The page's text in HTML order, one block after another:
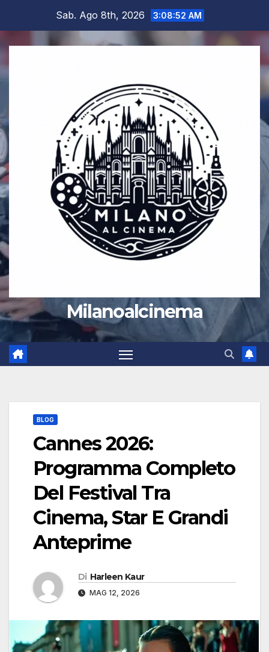
contenuto
Sab. Ago 8th, 2026 3:08:53 AM
Milanoalcinema
BLOG
Cannes 2026:
Programma Completo
Del Festival Tra
Cinema, Star E Grandi
Anteprime
Di Harleen Kaur
MAG 12, 2026